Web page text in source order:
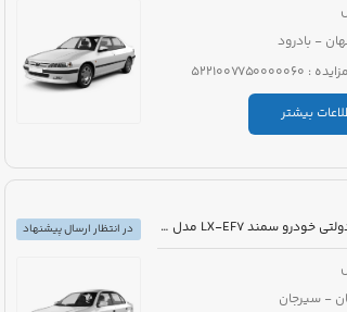
- بادرود
بیشتر
مزایده دولتی خودرو سمند LX-EF7 مدل 1396 رنگ سفید
- سیرجان
در انتظار ارسال پیشنهاد